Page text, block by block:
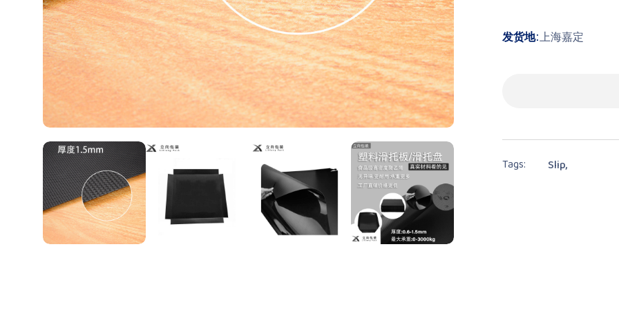
发货地: 上海嘉定
Tags: Slip,